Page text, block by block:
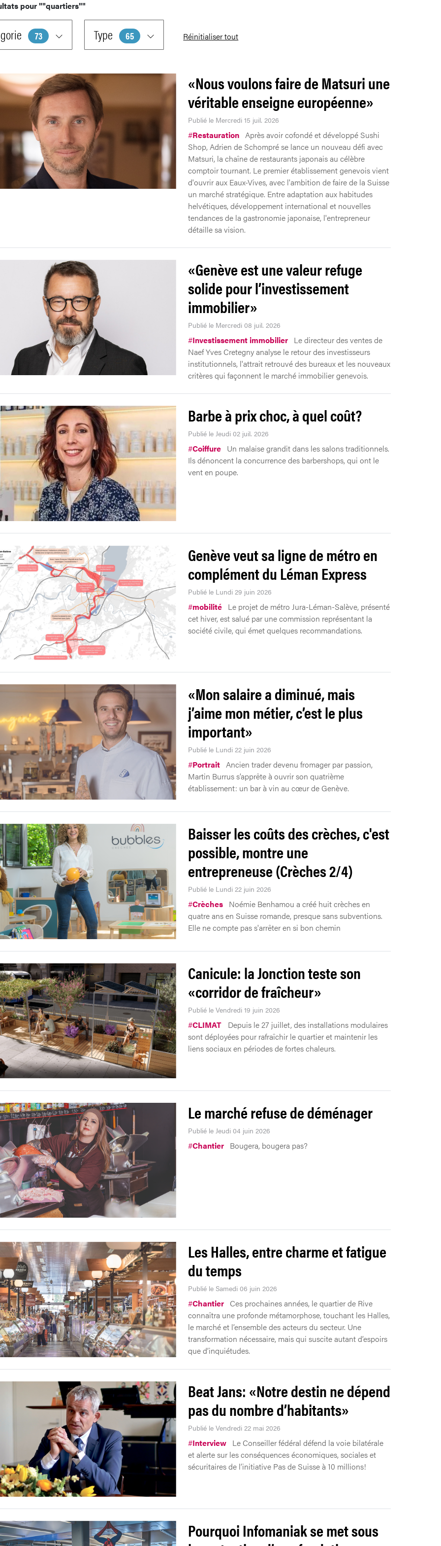
pour""quartiers""
73 Type 65 Réinitialiser tout
«Nous voulons faire de Matsuri une
véritable enseigne européenne»
Publié le Mercredi 15 juil. 2026
#Restauration Après avoir cofondé et développé Sushi
Shop, Adrien de Schompré se lance un nouveau défi avec
Matsuri, la chaîne de restaurants japonais au célèbre
comptoir tournant. Le premier établissement genevois vient
d'ouvrir aux Eaux-Vives, avec l'ambition de faire de la Suisse
un marché stratégique. Entre adaptation aux habitudes
helvétiques, développement international et nouvelles
tendances de la gastronomie japonaise, l'entrepreneur
détaille sa vision.
«Genève est une valeur refuge
solide pour l’investissement
immobilier»
Publié le Mercredi 08 juil. 2026
#Investissement immobilier Le directeur des ventes de
Naef Yves Cretegny analyse le retour des investisseurs
institutionnels, l'attrait retrouvé des bureaux et les nouveaux
critères qui façonnent le marché immobilier genevois.
Barbe à prix choc, à quel coût?
Publié le Jeudi 02 juil. 2026
#Coiffure Un malaise grandit dans les salons traditionnels.
Ils dénoncent la concurrence des barbershops, qui ont le
vent en poupe.
Genève veut sa ligne de métro en
complément du Léman Express
Publié le Lundi 29 juin 2026
#mobilité Le projet de métro Jura-Léman-Salève, présenté
cet hiver, est salué par une commission représentant la
société civile, qui émet quelques recommandations.
«Mon salaire a diminué, mais
j’aime mon métier, c’est le plus
important»
Publié le Lundi 22 juin 2026
#Portrait Ancien trader devenu fromager par passion,
Martin Burrus s’apprête à ouvrir son quatrième
établissement: un bar à vin au cœur de Genève.
Baisser les coûts des crèches, c'est
possible, montre une
entrepreneuse (Crèches 2/4)
Publié le Lundi 22 juin 2026
#Crèches Noémie Benhamou a créé huit crèches en
quatre ans en Suisse romande, presque sans subventions.
Elle ne compte pas s'arrêter en si bon chemin
Canicule: la Jonction teste son
«corridor de fraîcheur»
Publié le Vendredi 19 juin 2026
#CLIMAT
Depuis le 27 juillet, des installations modulaires
sont déployées pour rafraîchir le quartier et maintenir les
liens sociaux en périodes de fortes chaleurs.
Le marché refuse de déménager
Publié le Jeudi 04 juin 2026
#Chantier Bougera, bougera pas?
Les Halles, entre charme et fatigue
du temps
Publié le Samedi 06 juin 2026
#Chantier Ces prochaines années, le quartier de Rive
connaîtra une profonde métamorphose, touchant les Halles,
le marché et l’ensemble des acteurs du secteur. Une
transformation nécessaire, mais qui suscite autant d’espoirs
que d’inquiétudes.
Beat Jans: «Notre destin ne dépend
pas du nombre d’habitants»
Publié le Vendredi 22 mai 2026
#Interview Le Conseiller fédéral défend la voie bilatérale
et alerte sur les conséquences économiques, sociales et
sécuritaires de l’initiative Pas de Suisse à 10 millions!
Pourquoi Infomaniak se met sous